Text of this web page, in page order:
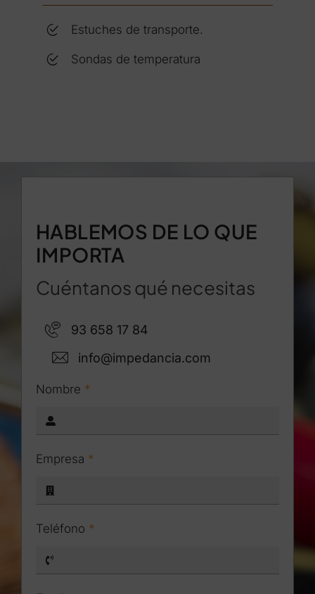
Estuches de transporte.
Sondas de temperatura
HABLEMOS DE LO QUE
IMPORTA
Cuéntanos qué necesitas
93 658 17 84
info@impedancia.com
Nombre *
Empresa *
Teléfono *